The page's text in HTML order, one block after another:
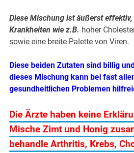
Diese Mischung ist äußerst
Krankheiten wie z.B. hoher
sowie eine breite Palette von Viren.
Diese beiden Zutaten sind billig
dieses Mischung kann bei fast
gesundheitlichen Problemen
Die Ärzte haben keine
Mische Zimt und Honig
behandle Arthritis, Krebs,